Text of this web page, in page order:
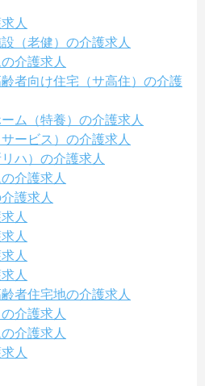
人
（老健）の介護求人
介護求人
者向け住宅（サ高住）の介護
ム（特養）の介護求人
ービス）の介護求人
ハ）の介護求人
介護求人
護求人
人
人
人
人
者住宅地の介護求人
介護求人
介護求人
人